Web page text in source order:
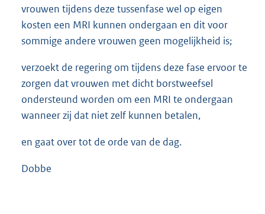
vrouwen tijdens deze tussenfase wel op eigen
kosten een MRI kunnen ondergaan en dit voor
sommige andere vrouwen geen mogelijkheid is;
verzoekt de regering om tijdens deze fase ervoor te
zorgen dat vrouwen met dicht borstweefsel
ondersteund worden om een MRI te ondergaan
wanneer zij dat niet zelf kunnen betalen,
en gaat over tot de orde van de dag.
Dobbe